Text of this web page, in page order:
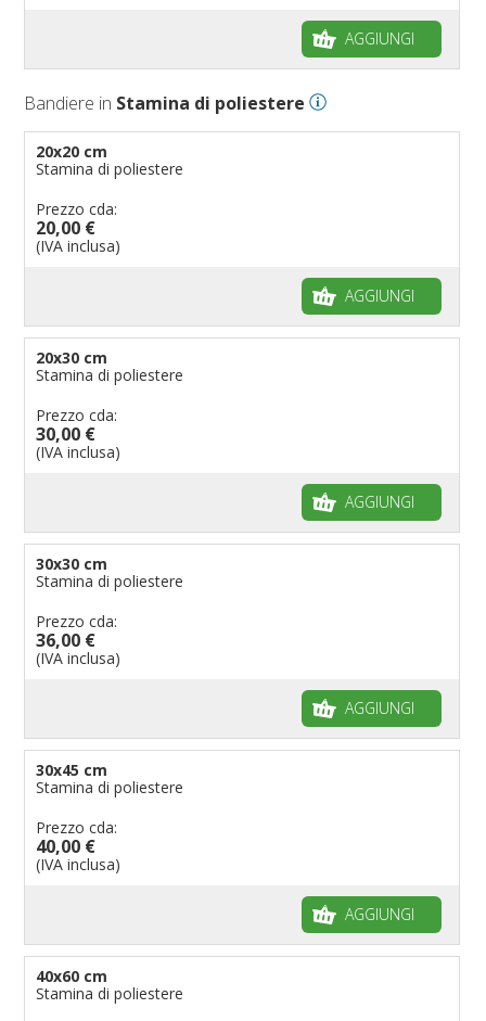
AGGIUNGI
Bandiere in Stamina di poliestere
20x20 cm
Stamina di poliestere
Prezzo cda:
20,00 €
(IVA inclusa)
AGGIUNGI
20x30 cm
Stamina di poliestere
Prezzo cda:
30,00 €
(IVA inclusa)
AGGIUNGI
30x30 cm
Stamina di poliestere
Prezzo cda:
36,00 €
(IVA inclusa)
AGGIUNGI
30x45 cm
Stamina di poliestere
Prezzo cda:
40,00 €
(IVA inclusa)
AGGIUNGI
40x60 cm
Stamina di poliestere